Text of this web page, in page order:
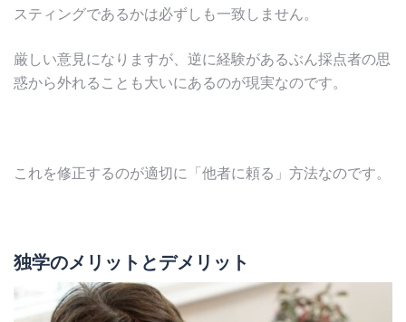
スティングであるかは必ずしも一致しません。
厳しい意見になりますが、逆に経験があるぶん採点者の思
惑から外れることも大いにあるのが現実なのです。
これを修正するのが適切に「他者に頼る」方法なのです。
独学のメリットとデメリット